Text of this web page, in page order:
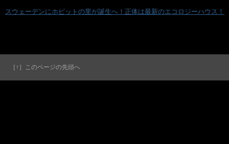
スウェーデンにホビットの里が誕生へ！正体は最新のエコロジーハウス！
［↑］このページの先頭へ